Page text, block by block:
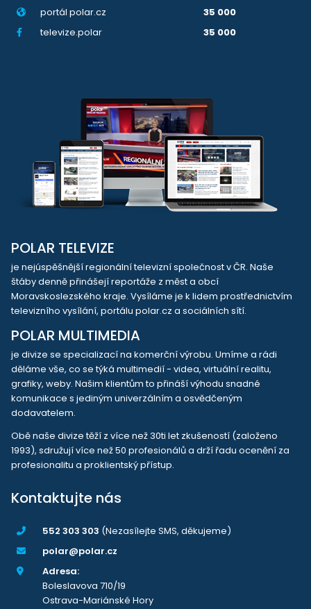
portál polar.cz
35 000
televize.polar
35 000
POLAR TELEVIZE
je nejúspěšnější regionální televizní společnost v ČR. Naše
štáby denně přinášejí reportáže z měst a obcí
Moravskoslezského kraje. Vysíláme je k lidem prostřednictvím
televizního vysílání, portálu polar.cz a sociálních sítí.
POLAR MULTIMEDIA
je divize se specializací na komerční výrobu. Umíme a rádi
děláme vše, co se týká multimedií - videa, virtuální realitu,
grafiky, weby. Našim klientům to přináší výhodu snadné
komunikace s jediným univerzálním a osvědčeným
dodavatelem.
Obě naše divize těží z více než 30ti let zkušeností (založeno
1993), sdružují více než 50 profesionálů a drží řadu ocenění za
profesionalitu a proklientský přístup.
Kontaktujte nás
552 303 303 (Nezasílejte SMS, děkujeme)
polar@polar.cz
Adresa:
Boleslavova 710/19
Ostrava-Mariánské Hory